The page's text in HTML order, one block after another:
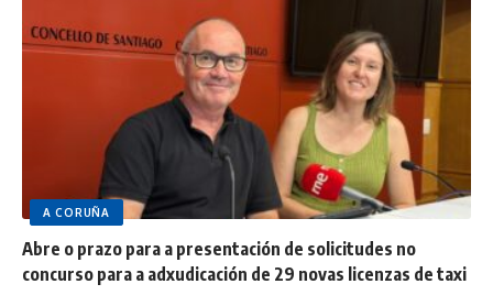
A CORUÑA
Abre o prazo para a presentación de solicitudes no
concurso para a adxudicación de 29 novas licenzas de taxi